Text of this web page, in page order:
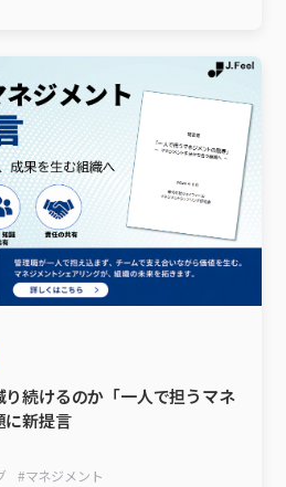
続けるのか「一人で担うマネ
に新提言
#マネジメント